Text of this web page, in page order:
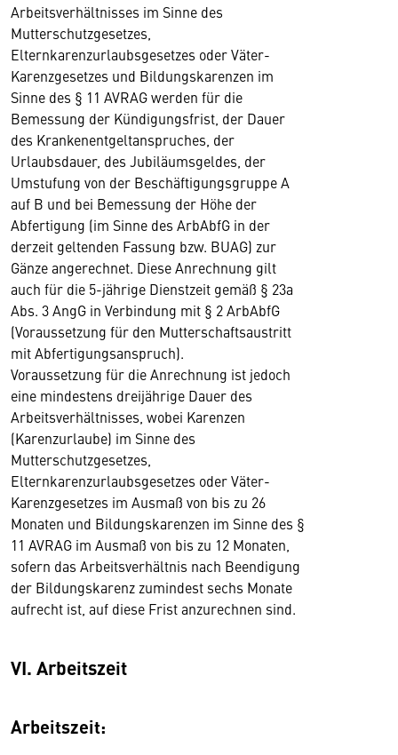
Arbeitsverhältnisses im Sinne des
Mutterschutzgesetzes,
Elternkarenzurlaubsgesetzes oder Väter-
Karenzgesetzes und Bildungskarenzen im
Sinne des § 11 AVRAG werden für die
Bemessung der Kündigungsfrist, der Dauer
des Krankenentgeltanspruches, der
Urlaubsdauer, des Jubiläumsgeldes, der
Umstufung von der Beschäftigungsgruppe A
auf B und bei Bemessung der Höhe der
Abfertigung (im Sinne des ArbAbfG in der
derzeit geltenden Fassung bzw. BUAG) zur
Gänze angerechnet. Diese Anrechnung gilt
auch für die 5-jährige Dienstzeit gemäß § 23a
Abs. 3 AngG in Verbindung mit § 2 ArbAbfG
(Voraussetzung für den Mutterschaftsaustritt
mit Abfertigungsanspruch).
Voraussetzung für die Anrechnung ist jedoch
eine mindestens dreijährige Dauer des
Arbeitsverhältnisses, wobei Karenzen
(Karenzurlaube) im Sinne des
Mutterschutzgesetzes,
Elternkarenzurlaubsgesetzes oder Väter-
Karenzgesetzes im Ausmaß von bis zu 26
Monaten und Bildungskarenzen im Sinne des §
11 AVRAG im Ausmaß von bis zu 12 Monaten,
sofern das Arbeitsverhältnis nach Beendigung
der Bildungskarenz zumindest sechs Monate
aufrecht ist, auf diese Frist anzurechnen sind.
VI. Arbeitszeit
Arbeitszeit: